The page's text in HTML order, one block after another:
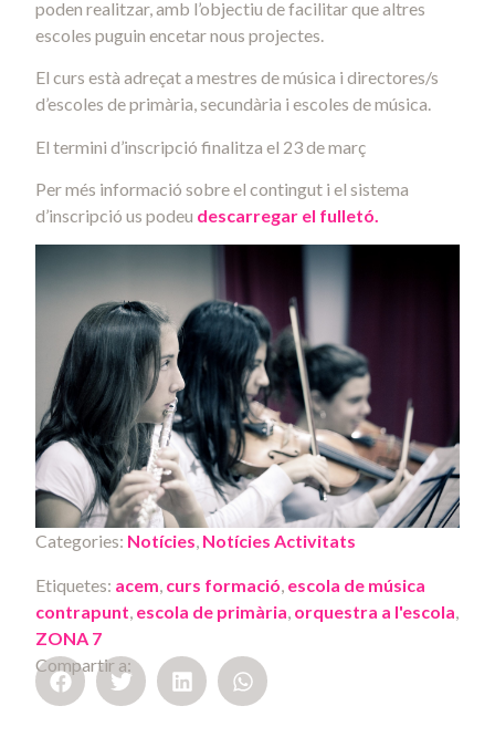
poden realitzar, amb l’objectiu de facilitar que altres
escoles puguin encetar nous projectes.
El curs està adreçat a mestres de música i directores/s
d’escoles de primària, secundària i escoles de música.
El termini d’inscripció finalitza el 23 de març
Per més informació sobre el contingut i el sistema
d’inscripció us podeu descarregar el fulletó.
Categories: Notícies, Notícies Activitats
Etiquetes: acem, curs formació, escola de música
contrapunt, escola de primària, orquestra a l'escola,
ZONA 7
Compartir a: